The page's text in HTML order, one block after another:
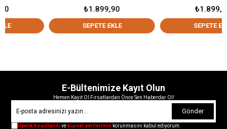
₺1.899,90
SEPETE EKLE
₺1.899,90
SEPETE EKLE
E-Bültenimize Kayıt Olun
Hemen Kayıt Ol Fırsatlardan Önce Sen Haberdar Ol!
Gönder
Üyelik koşullarınıve kişisel verilerimin korunmasını kabul ediyorum.